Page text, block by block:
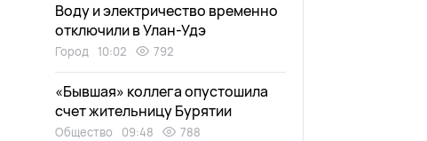
Воду и электричество временно
отключили в Улан-Удэ
Город 10:02 792
«Бывшая» коллега опустошила
счет жительницу Бурятии
Общество 09:48 788